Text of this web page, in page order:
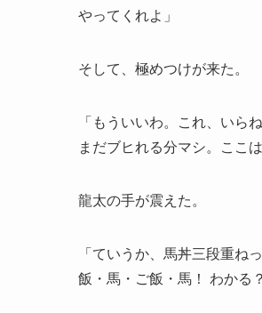
やってくれよ」
そして、極めつけが来た。
「もういいわ。これ、いら
まだブヒれる分マシ。ここ
龍太の手が震えた。
「ていうか、馬丼三段重ね
飯・馬・ご飯・馬！ わかる